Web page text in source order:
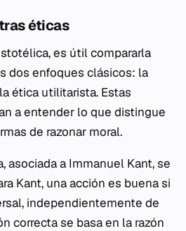
éticas
es útil compararla
dos enfoques clásicos: la
ética utilitarista. Estas
a entender lo que distingue
de razonar moral.
asociada a Immanuel Kant, se
Kant, una acción es buena si
independientemente de
correcta se basa en la razón